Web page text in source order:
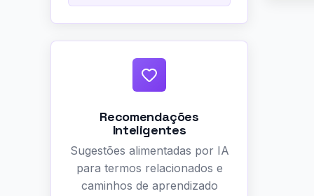
Recomendações
Inteligentes
Sugestões alimentadas por IA
para termos relacionados e
caminhos de aprendizado